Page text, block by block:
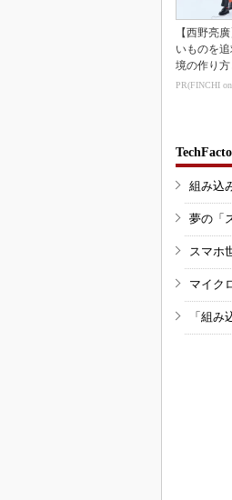
【西野亮
いものを
境の作り方
PR(FINCHI
組み込
夢の「
スマホ
マイク
「組